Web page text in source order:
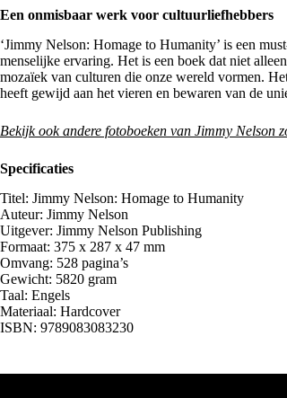
Een onmisbaar werk voor cultuurliefhebbers
‘Jimmy Nelson: Homage to Humanity’ is een
menselijke ervaring. Het is een boek dat niet
mozaïek van culturen die onze wereld vormen.
heeft gewijd aan het vieren en bewaren van de
Bekijk ook andere fotoboeken van Jimmy Nelson
Specificaties
Titel: Jimmy Nelson: Homage to Humanity
Auteur: Jimmy Nelson
Uitgever: Jimmy Nelson Publishing
Formaat: 375 x 287 x 47 mm
Omvang: 528 pagina’s
Gewicht: 5820 gram
Taal: Engels
Materiaal: Hardcover
ISBN: 9789083083230